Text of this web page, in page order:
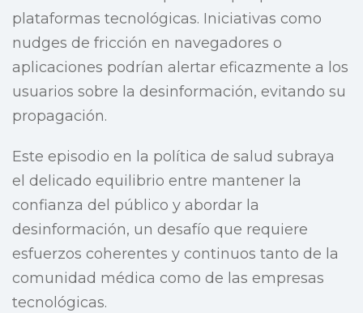
plataformas tecnológicas. Iniciativas como
nudges de fricción en navegadores o
aplicaciones podrían alertar eficazmente a los
usuarios sobre la desinformación, evitando su
propagación.
Este episodio en la política de salud subraya
el delicado equilibrio entre mantener la
confianza del público y abordar la
desinformación, un desafío que requiere
esfuerzos coherentes y continuos tanto de la
comunidad médica como de las empresas
tecnológicas.